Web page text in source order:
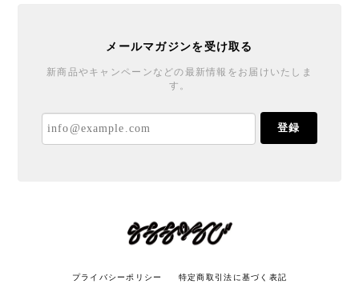
メールマガジンを受け取る
新商品やキャンペーンなどの最新情報をお届けいたしま
す。
登録
プライバシーポリシー 特定商取引法に基づく表記